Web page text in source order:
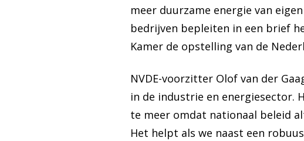
meer duurzame energie van
bedrijven bepleiten in een brief
Kamer de opstelling van de
NVDE-voorzitter Olof van der
in de industrie en energiesector.
te meer omdat nationaal beleid
Het helpt als we naast een